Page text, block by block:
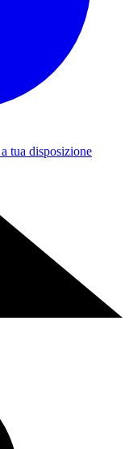
tua disposizione